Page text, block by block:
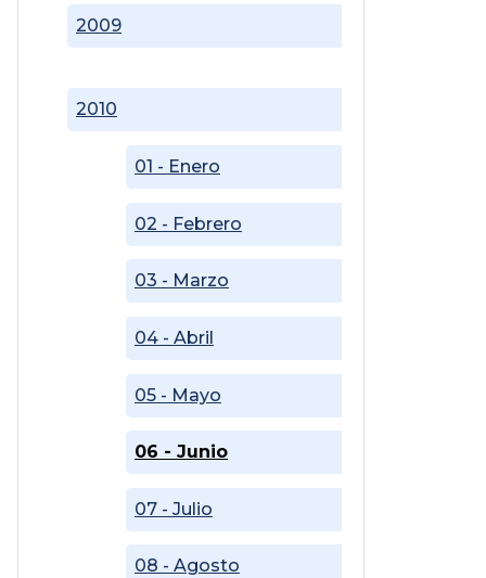
2009
2010
01 - Enero
02 - Febrero
03 - Marzo
04 - Abril
05 - Mayo
06 - Junio
07 - Julio
08 - Agosto